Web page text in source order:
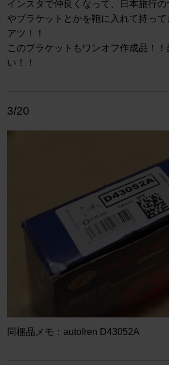
インスタで仲良くなって、日本旅行
やブラケットとかを鞄に入れて持っ
アツ！！
このブラケットもワンオフ作成品！
い！！
3/20
同梱品メモ：autofren D43052A